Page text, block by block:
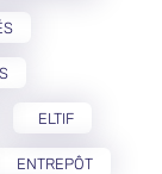
ELTIF
ENTREPÔT